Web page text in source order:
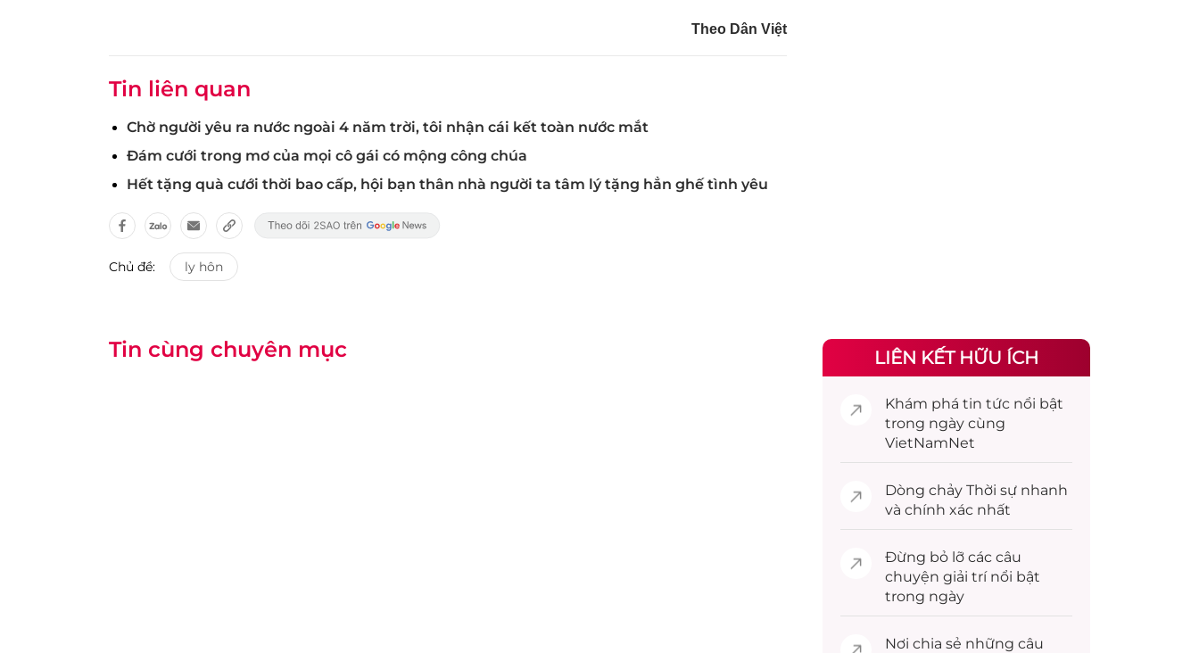
Theo Dân Việt
Tin liên quan
Chờ người yêu ra nước ngoài 4 năm trời, tôi nhận cái kết toàn nước mắt
Đám cưới trong mơ của mọi cô gái có mộng công chúa
Hết tặng quà cưới thời bao cấp, hội bạn thân nhà người ta tâm lý tặng hẳn ghế tình yêu
Chủ đề: ly hôn
Tin cùng chuyên mục LIÊN KẾT HỮU ÍCH
Khám phá tin tức nổi bật
trong ngày cùng
VietNamNet
Dòng chảy Thời sự nhanh
và chính xác nhất
Đừng bỏ lỡ các câu
chuyện giải trínổi bật
trong ngày
Nơi chia sẻ những câu